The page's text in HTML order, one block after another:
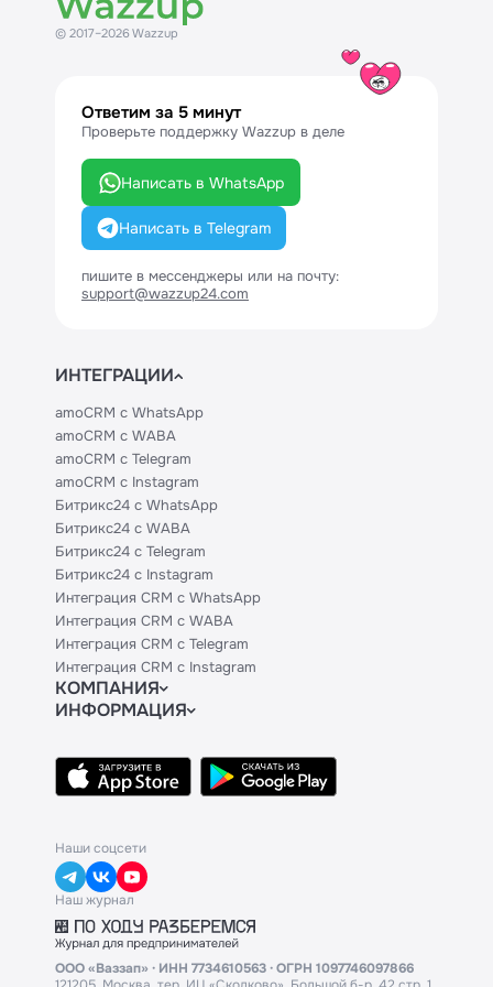
© 2017–2026 Wazzup
Ответим за 5 минут
Проверьте поддержку Wazzup в деле
Написать в WhatsApp
Написать в Telegram
пишите в мессенджеры или на почту:
support@wazzup24.com
ИНТЕГРАЦИИ
amoCRM с WhatsApp
amoCRM с WABA
amoCRM с Telegram
amoCRM с Instagram
Битрикс24 с WhatsApp
Битрикс24 с WABA
Битрикс24 с Telegram
Битрикс24 с Instagram
Интеграция CRM с WhatsApp
Интеграция CRM с WABA
Интеграция CRM с Telegram
Интеграция CRM с Instagram
КОМПАНИЯ
Блог
Контакты
Политики и соглашения
ИНФОРМАЦИЯ
Техническим партнерам
Тарифы
Наши соцсети
Наш журнал
ООО «Ваззап» · ИНН 7734610563 · ОГРН 1097746097866